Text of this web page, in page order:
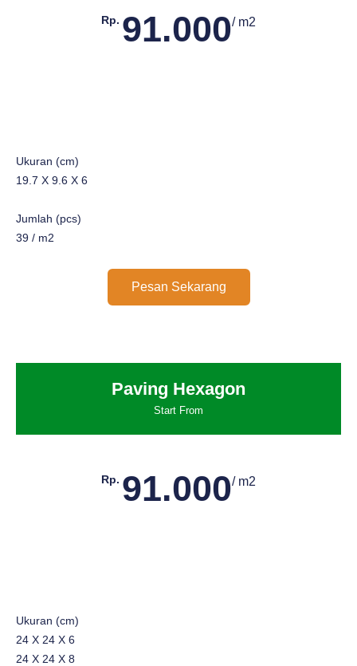
Rp. 91.000/ m2
Ukuran (cm)
19.7 X 9.6 X 6
Jumlah (pcs)
39 / m2
Pesan Sekarang
Paving Hexagon
Start From
Rp. 91.000/ m2
Ukuran (cm)
24 X 24 X 6
24 X 24 X 8